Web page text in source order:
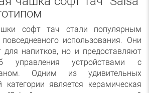
софт тач стали популярным
использования. Они
для напитков, но и предоставляют
управления устройствами с
Одним из удивительных
категории является керамическая